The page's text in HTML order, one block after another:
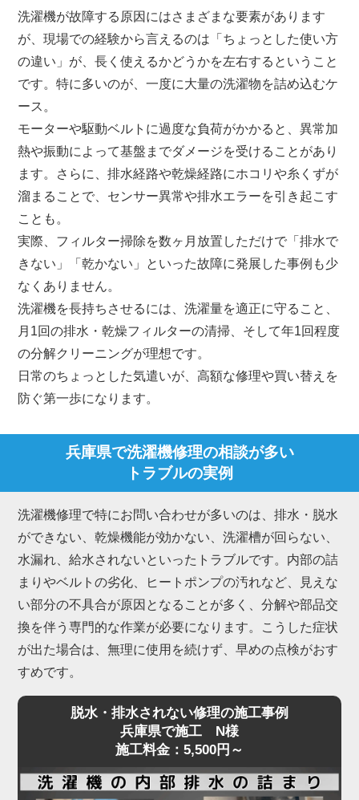
洗濯機が故障する原因にはさまざまな要素があります
が、現場での経験から言えるのは「ちょっとした使い方
の違い」が、長く使えるかどうかを左右するということ
です。特に多いのが、一度に大量の洗濯物を詰め込むケ
ース。
モーターや駆動ベルトに過度な負荷がかかると、異常加
熱や振動によって基盤までダメージを受けることがあり
ます。さらに、排水経路や乾燥経路にホコリや糸くずが
溜まることで、センサー異常や排水エラーを引き起こす
ことも。
実際、フィルター掃除を数ヶ月放置しただけで「排水で
きない」「乾かない」といった故障に発展した事例も少
なくありません。
洗濯機を長持ちさせるには、洗濯量を適正に守ること、
月1回の排水・乾燥フィルターの清掃、そして年1回程度
の分解クリーニングが理想です。
日常のちょっとした気遣いが、高額な修理や買い替えを
防ぐ第一歩になります。
兵庫県で洗濯機修理の相談が多い
トラブルの実例
洗濯機修理で特にお問い合わせが多いのは、排水・脱水
ができない、乾燥機能が効かない、洗濯槽が回らない、
水漏れ、給水されないといったトラブルです。内部の詰
まりやベルトの劣化、ヒートポンプの汚れなど、見えな
い部分の不具合が原因となることが多く、分解や部品交
換を伴う専門的な作業が必要になります。こうした症状
が出た場合は、無理に使用を続けず、早めの点検がおす
すめです。
脱水・排水されない修理の施工事例
兵庫県で施工 N様
施工料金：5,500円～